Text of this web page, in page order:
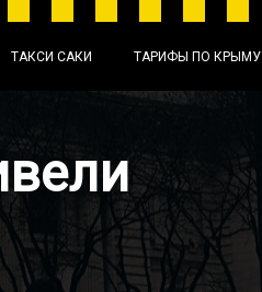
ТАКСИ САКИ ТАРИФЫ ПО КРЫМУ